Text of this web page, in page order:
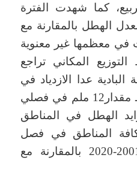
كما شهدت الفترة
في معدل الهطل بالمقارنة مع
2000 وكانت في معظمها غير معنوية
المكاني تراجع
عدا الازدياد في
الجزء الجنوبي الغربي بـ مقدار12 ملم في فصلي
الهطل في المناطق
المناطق في فصل
الخريف خلال الفترة 2001-2020 بالمقارنة مع